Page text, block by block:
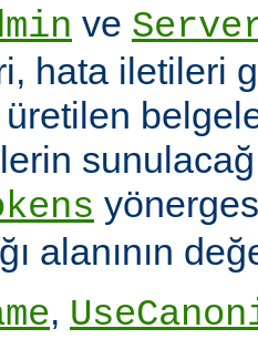
ve
hata iletileri
üretilen
alanının
,